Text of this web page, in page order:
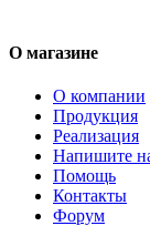
О магазине
О компании
Продукция
Реализация
Напишите
Помощь
Контакты
Форум